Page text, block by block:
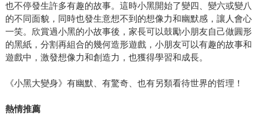
也不停發生許多有趣的故事。這時小黑開始了變四、變六或變八
的不同面貌，同時也發生意想不到的想像力和幽默感，讓人會心
一笑。欣賞過小黑的小故事後，家長可以鼓勵小朋友自己做圓形
的黑紙，分割再組合的幾何造形遊戲，小朋友可以有趣的故事和
遊戲中，激發想像力和創造力，也獲得學習和成長。
《小黑大變身》有幽默、有驚奇、也有另類看待世界的哲理！
熱情推薦